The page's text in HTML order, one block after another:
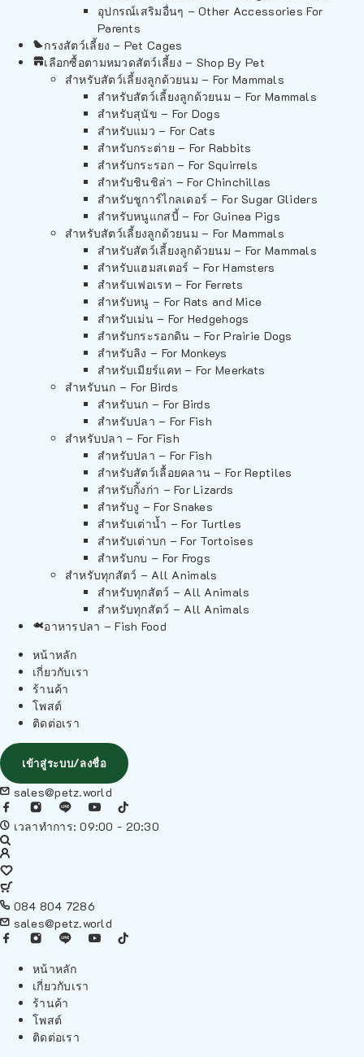
อุปกรณ์เสริมอื่นๆ – Other Accessories For
Parents
กรงสัตว์เลี้ยง – Pet Cages
เลือกซื้อตามหมวดสัตว์เลี้ยง – Shop By Pet
สำหรับสัตว์เลี้ยงลูกด้วยนม – For Mammals
สำหรับสัตว์เลี้ยงลูกด้วยนม – For Mammals
สำหรับสุนัข – For Dogs
สำหรับแมว – For Cats
สำหรับกระต่าย – For Rabbits
สำหรับกระรอก – For Squirrels
สำหรับชินชิล่า – For Chinchillas
สำหรับชูการ์ไกลเดอร์ – For Sugar Gliders
สำหรับหนูแกสบี้ – For Guinea Pigs
สำหรับสัตว์เลี้ยงลูกด้วยนม – For Mammals
สำหรับสัตว์เลี้ยงลูกด้วยนม – For Mammals
สำหรับแฮมสเตอร์ – For Hamsters
สำหรับเฟอเรท – For Ferrets
สำหรับหนู – For Rats and Mice
สำหรับเม่น – For Hedgehogs
สำหรับกระรอกดิน – For Prairie Dogs
สำหรับลิง – For Monkeys
สำหรับเมียร์แคท – For Meerkats
สำหรับนก – For Birds
สำหรับนก – For Birds
สำหรับปลา – For Fish
สำหรับปลา – For Fish
สำหรับปลา – For Fish
สำหรับสัตว์เลื้อยคลาน – For Reptiles
สำหรับกิ้งก่า – For Lizards
สำหรับงู – For Snakes
สำหรับเต่าน้ำ – For Turtles
สำหรับเต่าบก – For Tortoises
สำหรับกบ – For Frogs
สำหรับทุกสัตว์ – All Animals
สำหรับทุกสัตว์ – All Animals
สำหรับทุกสัตว์ – All Animals
อาหารปลา – Fish Food
หน้าหลัก
เกี่ยวกับเรา
ร้านค้า
โพสต์
ติดต่อเรา
เข้าสู่ระบบ/ลงชื่อ
sales@petz.world
เวลาทำการ: 09:00 - 20:30
084 804 7286
sales@petz.world
หน้าหลัก
เกี่ยวกับเรา
ร้านค้า
โพสต์
ติดต่อเรา